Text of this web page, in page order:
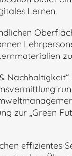
Lernen.
zur „Green
effizientes